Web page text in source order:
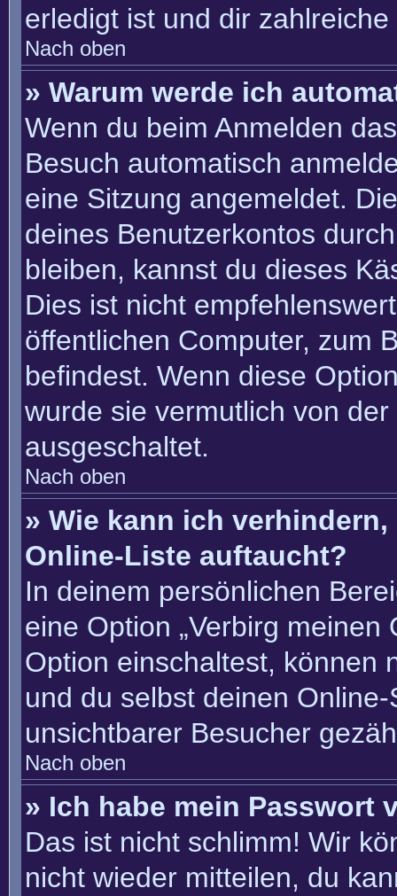
erledigt ist und dir
Nach oben
» Warum werde ich
Wenn du beim Anmelden
Besuch automatisch
eine Sitzung angemeldet.
deines Benutzerkontos
bleiben, kannst du dieses
Dies ist nicht
öffentlichen Computer, zum
befindest. Wenn diese
wurde sie vermutlich von
ausgeschaltet.
Nach oben
» Wie kann ich
Online-Liste auftaucht?
In deinem persönlichen
eine Option „Verbirg meinen
Option einschaltest, können
und du selbst deinen
unsichtbarer Besucher
Nach oben
» Ich habe mein Passwort
Das ist nicht schlimm! Wir
nicht wieder mitteilen, du